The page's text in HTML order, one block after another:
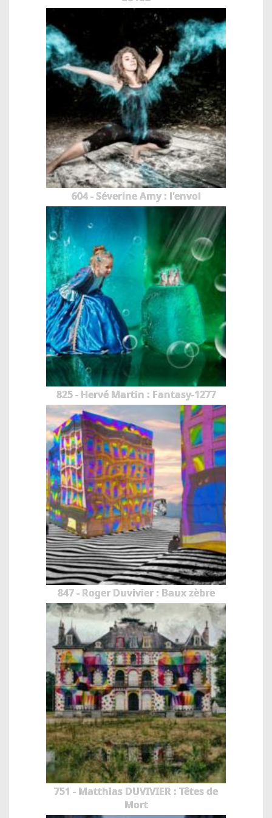
604 - Séverine Amy : l'envol
825 - Hervé Martin : Fantasy-1277
847 - Roger Duvivier : Baux zèbre
751 - Matthias DUVIVIER : Têtes de
Mort